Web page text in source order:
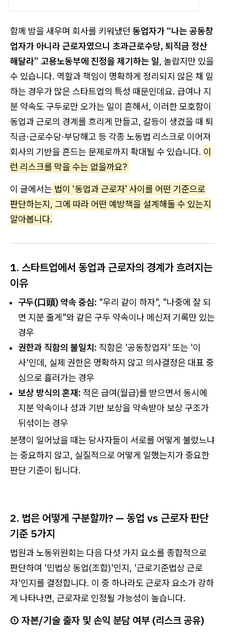
함께 밤을 새우며 회사를 키워냈던 동업자가 “나는 공동창
업자가 아니라 근로자였으니 초과근로수당, 퇴직금 정산
해달라” 고용노동부에 진정을 제기하는 일, 놀랍지만 있을
수 있습니다. 역할과 책임이 명확하게 정리되지 않은 채 일
하는 경우가 많은 스타트업의 특성 때문인데요. 급여나 지
분 약속도 구두로만 오가는 일이 흔해서, 이러한 모호함이
동업과 근로의 경계를 흐리게 만들고, 갈등이 생겼을 때 퇴
직금·근로수당·부당해고 등 각종 노동법 리스크로 이어져
회사의 기반을 흔드는 문제로까지 확대될 수 있습니다. 이
런 리스크를 막을 수는 없을까요?
이 글에서는 법이 ‘동업과 근로자’ 사이를 어떤 기준으로
판단하는지, 그에 따라 어떤 예방책을 설계해둘 수 있는지
알아봅니다.
1. 스타트업에서 동업과 근로자의 경계가 흐려지는
이유
구두(口頭) 약속 중심: "우리 같이 하자", "나중에 잘 되
면 지분 줄게"와 같은 구두 약속이나 메신저 기록만 있는
경우
권한과 직함의 불일치: 직함은 '공동창업자' 또는 '이
사'인데, 실제 권한은 명확하지 않고 의사결정은 대표 중
심으로 흘러가는 경우
보상 방식의 혼재: 적은 급여(월급)를 받으면서 동시에
지분 약속이나 성과 기반 보상을 약속받아 보상 구조가
뒤섞이는 경우
분쟁이 일어났을 때는 당사자들이 서로를 어떻게 불렀느냐
는 중요하지 않고, 실질적으로 어떻게 일했는지가 중요한
판단 기준이 됩니다.
2. 법은 어떻게 구분할까? — 동업 vs 근로자 판단
기준 5가지
법원과 노동위원회는 다음 다섯 가지 요소를 종합적으로
판단하여 '민법상 동업(조합)'인지, '근로기준법상 근로
자'인지를 결정합니다. 이 중 하나라도 근로자 요소가 강하
게 나타나면, 근로자로 인정될 가능성이 높습니다.
① 자본/기술 출자 및 손익 분담 여부 (리스크 공유)